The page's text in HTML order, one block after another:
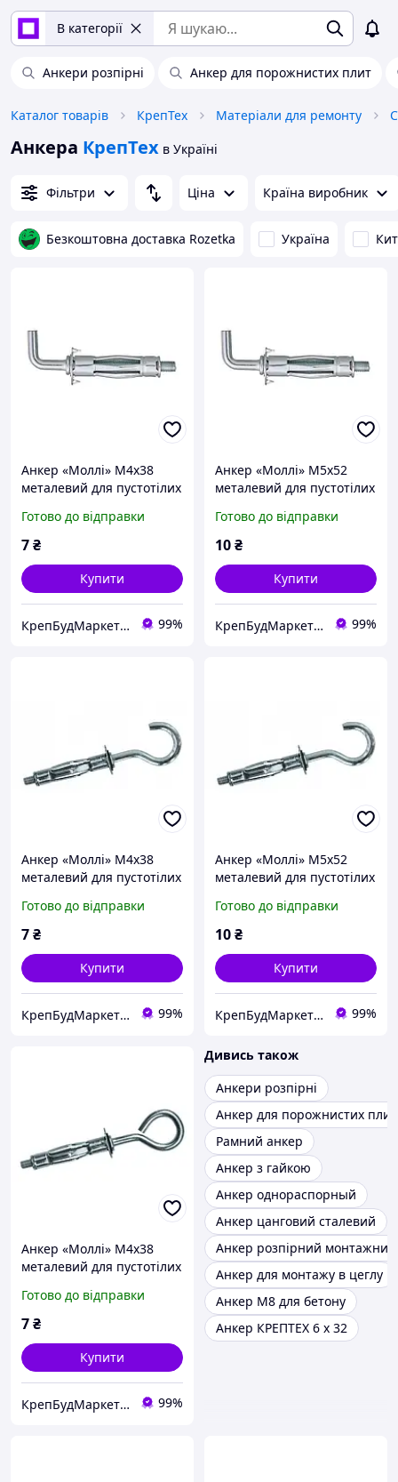
В категорії
Анкери розпірні Анкер для порожнистих плит
Каталог товарів КрепТех Матеріали для ремонту
Анкера КрепТех в Україні
Фільтри Ціна Країна виробник
Безкоштовна доставка Rozetka Україна
Анкер «Моллі» М4х38
металевий для пустотілих
Готово до відправки
7₴
Купити
КрепБудМаркет-інтернет магазин 99%
Анкер «Моллі» М5х52
металевий для пустотілих
Готово до відправки
10₴
Купити
КрепБудМаркет-інтернет магазин 99%
Анкер «Моллі» М4х38
металевий для пустотілих
Готово до відправки
7₴
Купити
КрепБудМаркет-інтернет магазин 99%
Анкер «Моллі» М5х52
металевий для пустотілих
Готово до відправки
10₴
Купити
КрепБудМаркет-інтернет магазин 99%
Анкер «Моллі» М4х38
металевий для пустотілих
Готово до відправки
7₴
Купити
КрепБудМаркет-інтернет магазин 99%
Дивись також
Анкери розпірні
Анкер для порожнистих плит
Рамний анкер
Анкер з гайкою
Анкер однораспорный
Анкер цанговий сталевий
Анкер розпірний
Анкер для монтажу в цеглу
Анкер M8 для бетону
Анкер КРЕПТЕХ 6 х 32